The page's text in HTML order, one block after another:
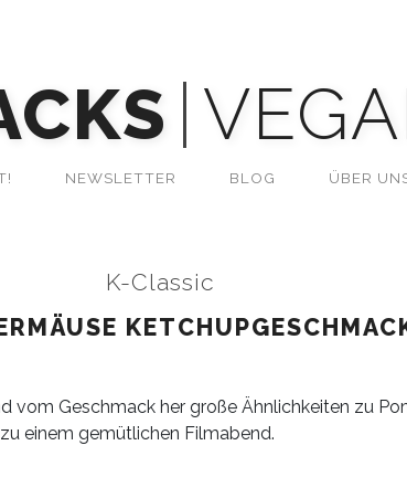
NEWSLETTER BLOG ÜBER
K-Classic
vom Geschmack her große Ähnlichkeiten zu
einem gemütlichen Filmabend.